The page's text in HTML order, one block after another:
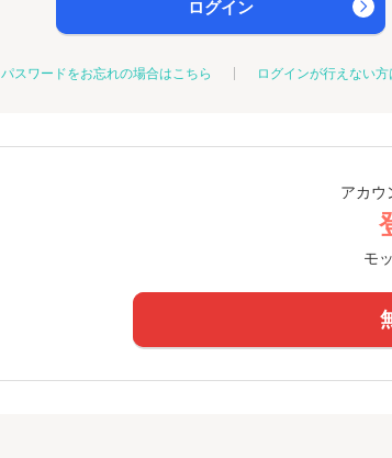
ログイン
パスワードをお忘れの場合はこちら ログインが行えない方
アカウ
モ